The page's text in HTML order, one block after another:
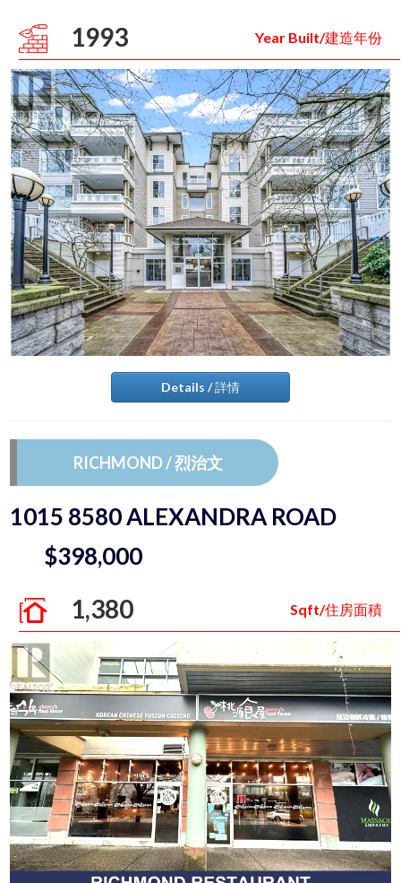
1993 Year Built/建造年份
Details / 詳情
RICHMOND / 烈治文
1015 8580 ALEXANDRA ROAD
$398,000
1,380 Sqft/住房面積